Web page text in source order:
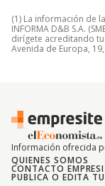
(1) La información de
INFORMA D&B S.A.
dirígete acreditando
Avenida de Europa,
Información ofrecida
QUIENES SOMOS
CONTACTO
PUBLICA O EDITA TU